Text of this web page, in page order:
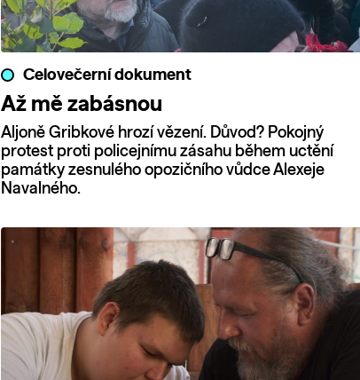
Celovečerní dokument
Až mě zabásnou
Aljoně Gribkové hrozí vězení. Důvod? Pokojný
protest proti policejnímu zásahu během uctění
památky zesnulého opozičního vůdce Alexeje
Navalného.